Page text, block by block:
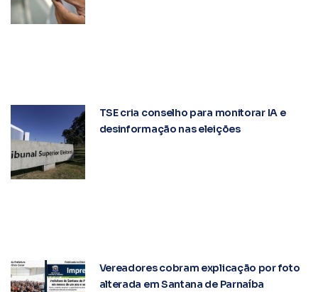
TSE cria conselho para monitorar IA e
desinformação nas eleições
Vereadores cobram explicação por foto
alterada em Santana de Parnaíba